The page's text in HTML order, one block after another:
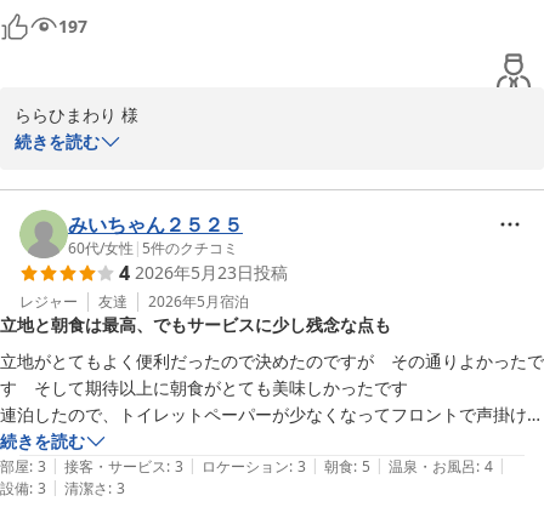
197
ららひまわり 様
だきましてありがとうございます。
また、お忙しい中クチコミのご投稿頂き重ねてお礼申し上げます。
たくさんのお褒めのお言葉をいただき大変うれしく思います。
大浴場では日々の疲れを癒すことはできましたでしょうか。
その他にも朝食、立地面でもご満足いただけたご様子で安堵致して
おります。
次回も観光やお仕事の拠点としてご利用いただければ幸いです。
これからもより良いサービスをご提供できますよう、従業員一同、
精進して参ります。
ららひまわり 様のまたのお越しを心よりお待ち申し上げます。
続きを読む
みいちゃん２５２５
60代/女性 | 5件のクチコミ
4 2026年5月23日投稿
レジャー 友達 2026年5月宿泊
立地と朝食は最高、でもサービスに少し残念な点も
立地がとてもよく便利だったので決めたのですが　その通りよかったで
す　そして期待以上に朝食がとても美味しかったです
連泊したので、トイレットペーパーが少なくなってフロントで声掛けさ
せてもらいましたがなかなかもってきてもらえませんでした
結局お部屋に持ってきてもらったのですが
その時お部屋にお持ちしますと言ってもらいたかったです
続きを読む
部屋: 3 | 接客・サービス: 3 | ロケーション: 3 | 朝食: 5 | 温泉・お風呂: 4 |
設備: 3 | 清潔さ: 3